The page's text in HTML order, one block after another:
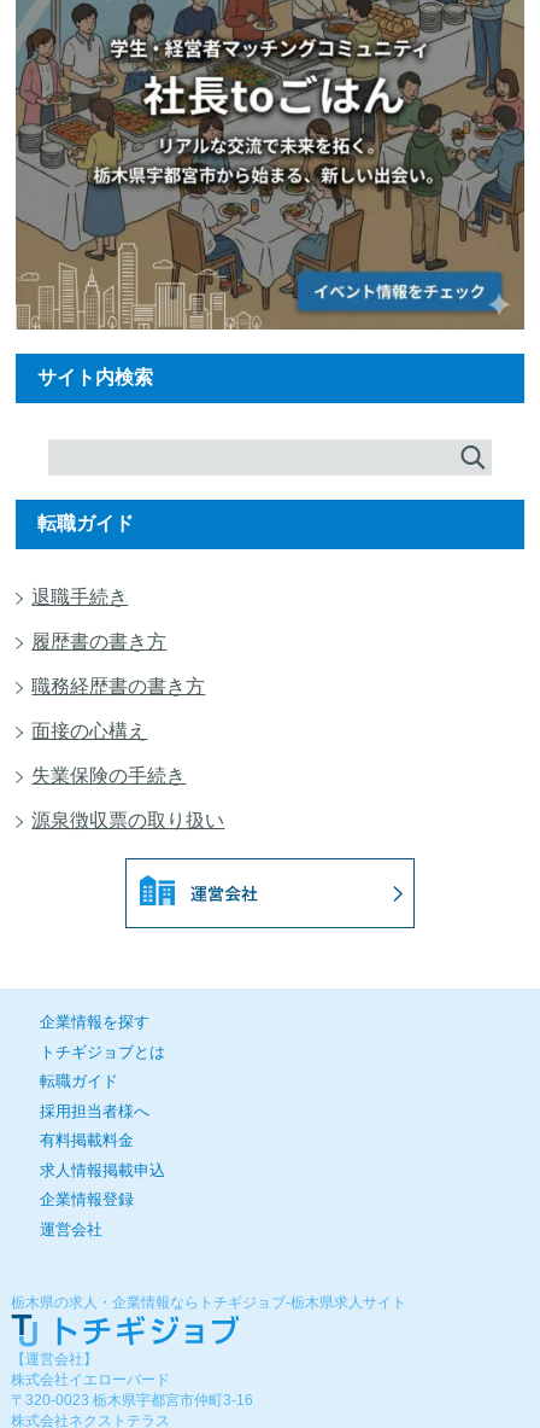
サイト内検索
転職ガイド
退職手続き
履歴書の書き方
職務経歴書の書き方
面接の心構え
失業保険の手続き
源泉徴収票の取り扱い
企業情報を探す
トチギジョブとは
転職ガイド
採用担当者様へ
有料掲載料金
求人情報掲載申込
企業情報登録
運営会社
栃木県の求人・企業情報ならトチギジョブ-栃木県求人サイト
【運営会社】
株式会社イエローバード
〒320-0023 栃木県宇都宮市仲町3-16
株式会社ネクストテラス